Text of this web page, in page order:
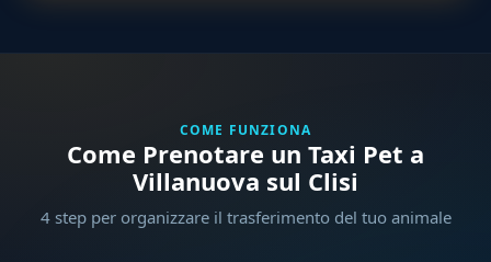
COME FUNZIONA
Come Prenotare un Taxi Pet a
Villanuova sul Clisi
4 step per organizzare il trasferimento del tuo animale